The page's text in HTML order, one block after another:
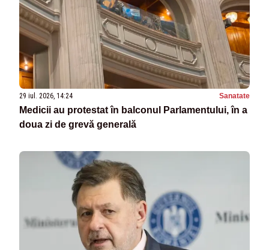
29 iul. 2026, 14:24 Sanatate
Medicii au protestat în balconul Parlamentului, în a
doua zi de grevă generală